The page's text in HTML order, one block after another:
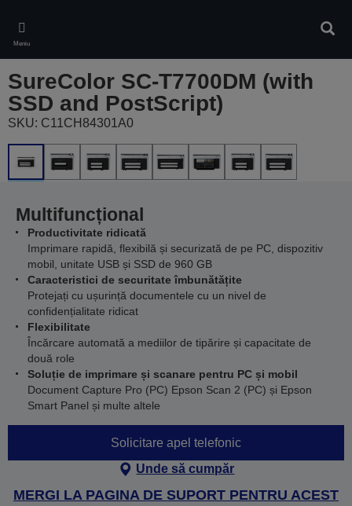
main
content
Meniu
SureColor SC-T7700DM (with
SSD and PostScript)
SKU: C11CH84301A0
Multifuncțional
Productivitate ridicată
Imprimare rapidă, flexibilă și securizată de pe PC, dispozitiv
mobil, unitate USB și SSD de 960 GB
Caracteristici de securitate îmbunătățite
Protejați cu ușurință documentele cu un nivel de
confidențialitate ridicat
Flexibilitate
Încărcare automată a mediilor de tipărire și capacitate de
două role
Soluție de imprimare și scanare pentru PC și mobil
Document Capture Pro (PC) Epson Scan 2 (PC) și Epson
Smart Panel și multe altele
Solicitare apel telefonic
Unde să cumpăr
MERGI LA PAGINA DE SUPORT PENTRU ACEST